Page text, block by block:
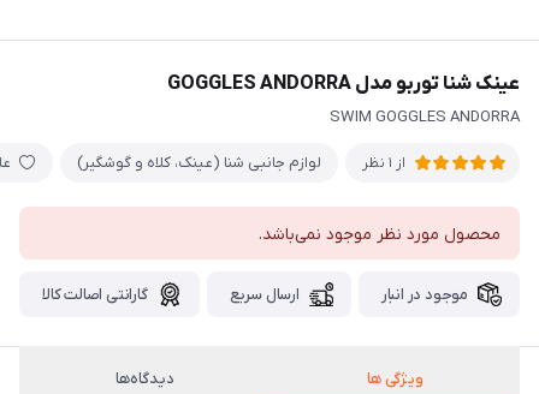
عینک شنا توربو مدل GOGGLES ANDORRA
SWIM GOGGLES ANDORRA
از 1 نظر لوازم جانبی شنا (عینک، کلاه و گوشگیر)
محصول مورد نظر موجود نمی‌باشد.
موجود در انبار ارسال سریع گارانتی اصالت کالا
ویژگی ها دیدگاه‌ها